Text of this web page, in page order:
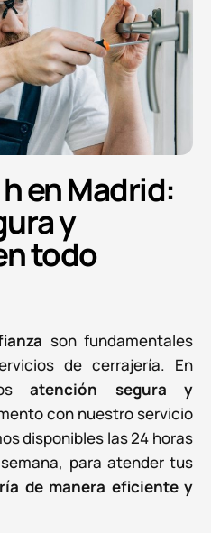
en Madrid:
y
todo
son fundamentales
de cerrajería. En
atención segura y
con nuestro servicio
disponibles las 24 horas
para atender tus
de manera eficiente y